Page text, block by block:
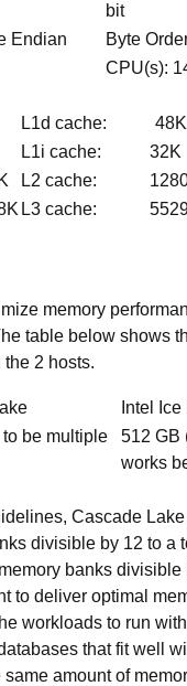
bit
Endian
Byte
CPU(s):
L1d cache: 48K
L1i cache: 32K
L2 cache:
L3 cache:
memory
table below shows
2 hosts.
Intel
be multiple
512 GB
works
Cascade
divisible by 12 to a
banks divisible
to deliver optimal
workloads to run
that fit well
same amount of